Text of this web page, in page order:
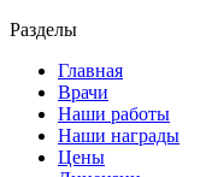
Разделы
Главная
Врачи
Наши работы
Наши награды
Цены